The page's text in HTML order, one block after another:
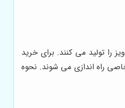
باسکول هایی به شمار می رود که دارای استانداردهای مناسبی است. برندهای خارجی و ایرانی زیادی هستند که باسکول 3 تن آویز را تولید می کنند. برای خرید
هر یک از باسکول های آویز که 3 تن هستند طبق استاندارد خاصی راه اندازی می شوند. نحوه